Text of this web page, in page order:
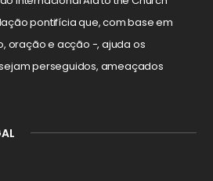
pontifícia que, com base em
oração e acção -, ajuda os
perseguidos, ameaçados